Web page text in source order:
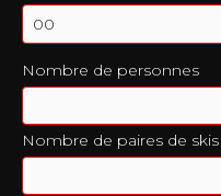
Nombre de personnes
Nombre de paires de skis